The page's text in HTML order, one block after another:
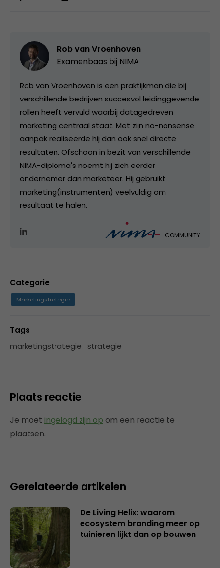
Rob van Vroenhoven
Examenbaas bij NIMA
Rob van Vroenhoven is een praktijkman die bij
verschillende bedrijven succesvol leidinggevende
rollen heeft vervuld waarbij datagedreven
marketing centraal staat. Met zijn no-nonsense
aanpak realiseerde hij dan ook snel directe
resultaten. Ofschoon in bezit van verschillende
NIMA-diploma's noemt hij zich eerder
ondernemer dan marketeer. Hij gebruikt
marketing(instrumenten) veelvuldig om
resultaat te halen.
COMMUNITY
Categorie
Marketingstrategie
Tags
marketingstrategie, strategie
Plaats reactie
Je moet ingelogd zijn op om een reactie te
plaatsen.
Gerelateerde artikelen
De Living Helix: waarom
ecosystem branding meer op
tuinieren lijkt dan op bouwen